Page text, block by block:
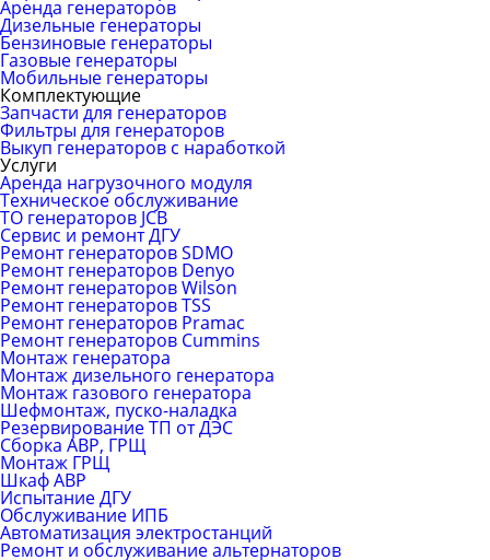
Аренда генераторов
Дизельные генераторы
Бензиновые генераторы
Газовые генераторы
Мобильные генераторы
Комплектующие
Запчасти для генераторов
Фильтры для генераторов
Выкуп генераторов с наработкой
Услуги
Аренда нагрузочного модуля
Техническое обслуживание
ТО генераторов JCB
Сервис и ремонт ДГУ
Ремонт генераторов SDMO
Ремонт генераторов Denyo
Ремонт генераторов Wilson
Ремонт генераторов TSS
Ремонт генераторов Pramac
Ремонт генераторов Сummins
Монтаж генератора
Монтаж дизельного генератора
Монтаж газового генератора
Шефмонтаж, пуско-наладка
Резервирование ТП от ДЭС
Сборка АВР, ГРЩ
Монтаж ГРЩ
Шкаф АВР
Испытание ДГУ
Обслуживание ИПБ
Автоматизация электростанций
Ремонт и обслуживание альтернаторов